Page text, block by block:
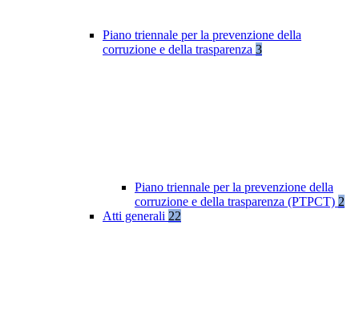
Piano triennale per la prevenzione della
corruzione e della trasparenza 3
Piano triennale per la prevenzione della
corruzione e della trasparenza (PTPCT) 2
Atti generali 22